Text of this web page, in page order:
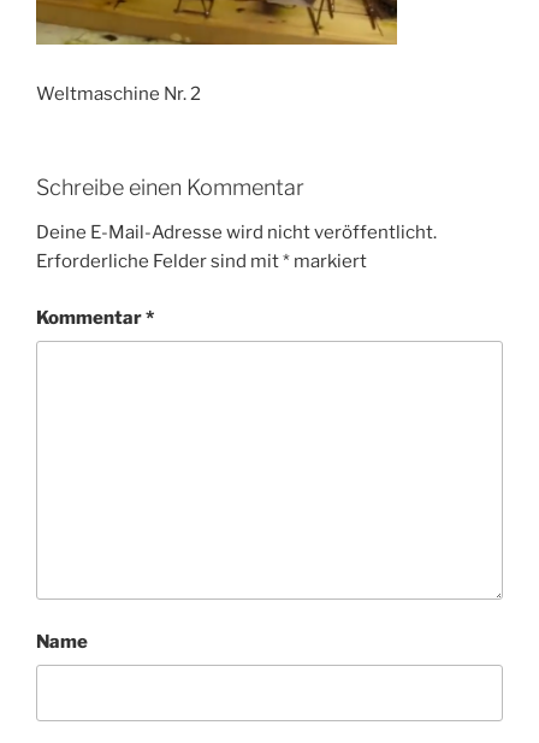
Weltmaschine Nr. 2
Schreibe einen Kommentar
Deine E-Mail-Adresse wird nicht veröffentlicht.
Erforderliche Felder sind mit* markiert
Kommentar*
Name